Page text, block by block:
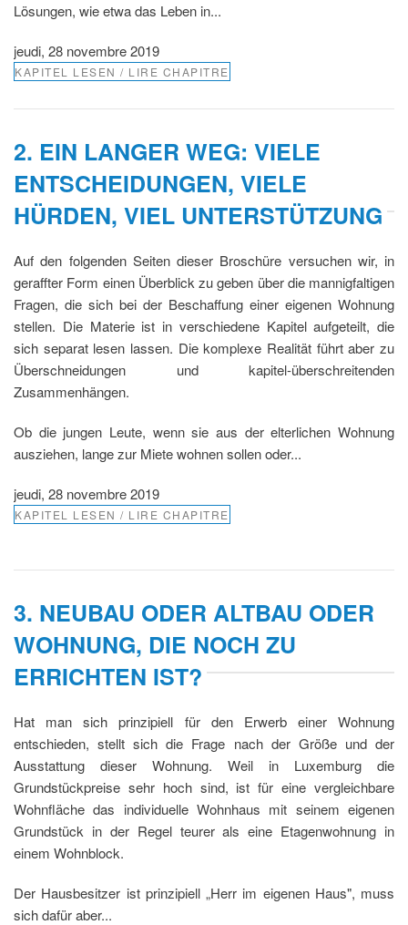
Lösungen, wie etwa das Leben in...
jeudi, 28 novembre 2019
KAPITEL LESEN / LIRE CHAPITRE
2. EIN LANGER WEG: VIELE
ENTSCHEIDUNGEN, VIELE
HÜRDEN, VIEL UNTERSTÜTZUNG
Auf den folgenden Seiten dieser Broschüre versuchen wir, in
geraffter Form einen Überblick zu geben über die mannigfaltigen
Fragen, die sich bei der Beschaffung einer eigenen Wohnung
stellen. Die Materie ist in verschiedene Kapitel aufgeteilt, die
sich separat lesen lassen. Die komplexe Realität führt aber zu
Überschneidungen und kapitel-überschreitenden
Zusammenhängen.
Ob die jungen Leute, wenn sie aus der elterlichen Wohnung
ausziehen, lange zur Miete wohnen sollen oder...
jeudi, 28 novembre 2019
KAPITEL LESEN / LIRE CHAPITRE
3. NEUBAU ODER ALTBAU ODER
WOHNUNG, DIE NOCH ZU
ERRICHTEN IST?
Hat man sich prinzipiell für den Erwerb einer Wohnung
entschieden, stellt sich die Frage nach der Größe und der
Ausstattung dieser Wohnung. Weil in Luxemburg die
Grundstückpreise sehr hoch sind, ist für eine vergleichbare
Wohnfläche das individuelle Wohnhaus mit seinem eigenen
Grundstück in der Regel teurer als eine Etagenwohnung in
einem Wohnblock.
Der Hausbesitzer ist prinzipiell „Herr im eigenen Haus", muss
sich dafür aber...